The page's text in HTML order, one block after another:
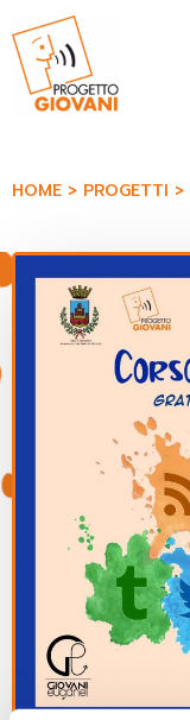
HOME PROGETTI